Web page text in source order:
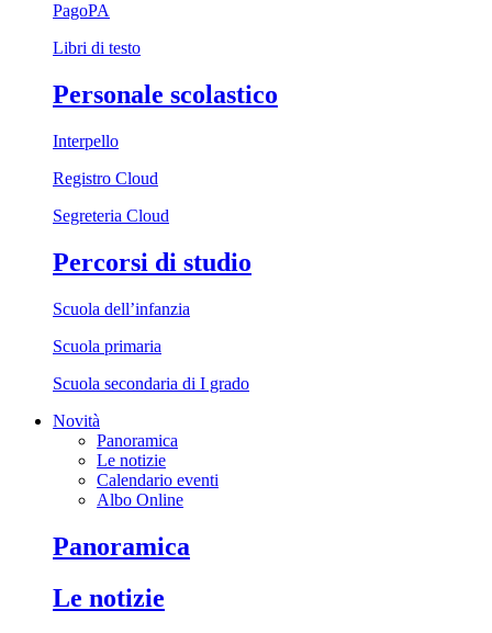
PagoPA
Libri di testo
Personale scolastico
Interpello
Registro Cloud
Segreteria Cloud
Percorsi di studio
Scuola dell’infanzia
Scuola primaria
Scuola secondaria di I grado
Novità
Panoramica
Le notizie
Calendario eventi
Albo Online
Panoramica
Le notizie